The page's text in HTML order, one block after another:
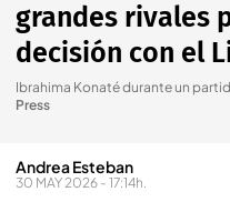
grandes rivales
decisión con el
Ibrahima Konaté durante un
Press
Andrea Esteban
30 MAY 2026 - 17:14h.